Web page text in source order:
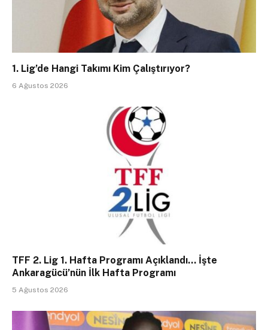
1. Lig’de Hangi Takımı Kim Çalıştırıyor?
6 Ağustos 2026
TFF 2. Lig 1. Hafta Programı Açıklandı… İşte
Ankaragücü’nün İlk Hafta Programı
5 Ağustos 2026